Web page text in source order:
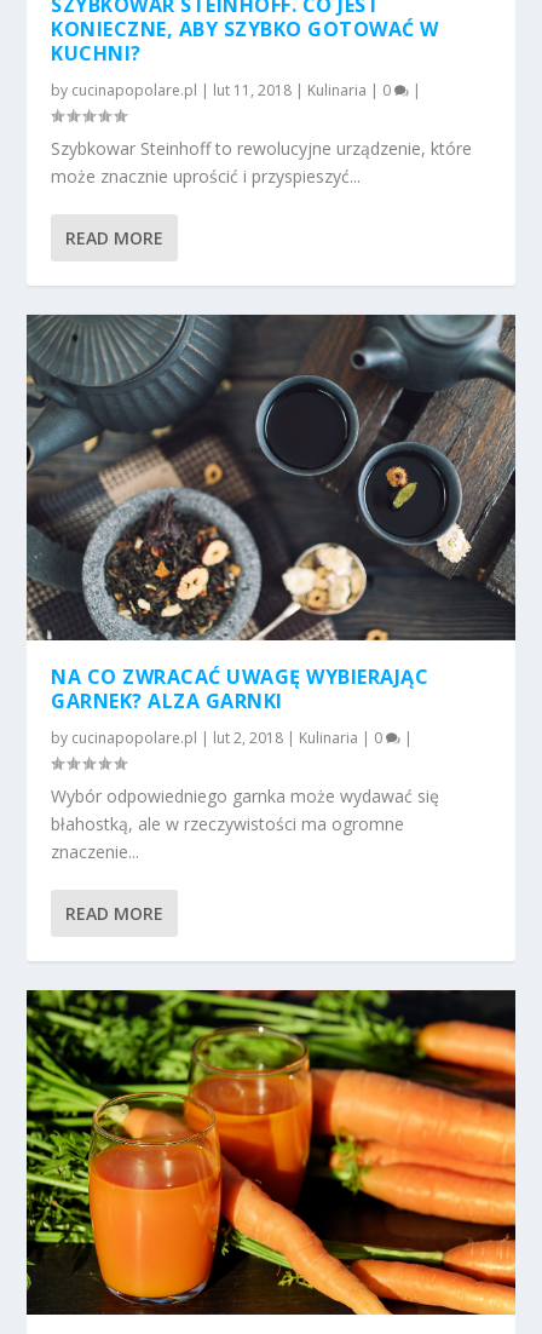
KONIECZNE, ABY SZYBKO GOTOWAĆ W
KUCHNI?
by cucinapopolare.pl | lut 11, 2018 | Kulinaria | 0 |
Szybkowar Steinhoff to rewolucyjne urządzenie, które
może znacznie uprościć i przyspieszyć...
READ MORE
NA CO ZWRACAĆ UWAGĘ WYBIERAJĄC
GARNEK? ALZA GARNKI
by cucinapopolare.pl | lut 2, 2018 | Kulinaria | 0 |
Wybór odpowiedniego garnka może wydawać się
błahostką, ale w rzeczywistości ma ogromne
znaczenie...
READ MORE